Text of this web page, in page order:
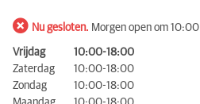
Nu gesloten. Morgen open om 10:00
Vrijdag
10:00-18:00
Zaterdag
10:00-18:00
Zondag
10:00-18:00